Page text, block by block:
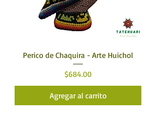
Perico de Chaquira - Arte Huichol
Precio
$684.00
Agregar al carrito